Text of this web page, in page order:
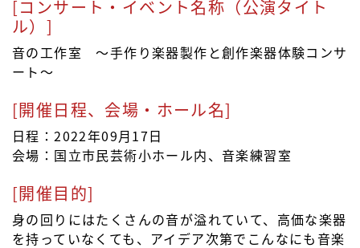
[コンサート・イベント名称（公演タイト
ル）]
音の工作室 ～手作り楽器製作と創作楽器体験コンサ
ート～
[開催日程、会場・ホール名]
日程：2022年09月17日
会場：国立市民芸術小ホール内、音楽練習室
[開催目的]
身の回りにはたくさんの音が溢れていて、高価な楽器
を持っていなくても、アイデア次第でこんなにも音楽